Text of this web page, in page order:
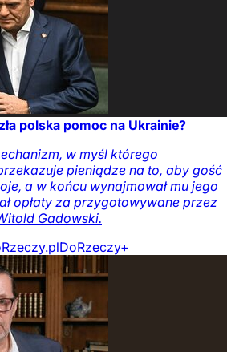
polska pomoc na Ukrainie?
w myśl którego
pieniądze na to, aby gość
a w końcu wynajmował mu jego
opłaty za przygotowywane przez
Gadowski.
DoRzeczy+